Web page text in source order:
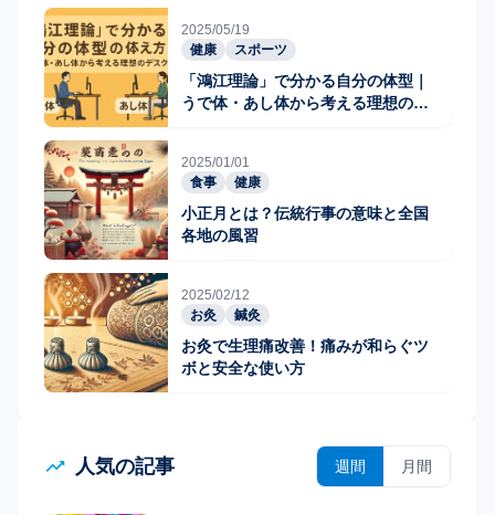
2025/05/19
健康
スポーツ
「鴻江理論」で分かる自分の体型｜
うで体・あし体から考える理想のデ
2025/01/01
食事
健康
小正月とは？伝統行事の意味と全国
各地の風習
2025/02/12
お灸
鍼灸
お灸で生理痛改善！痛みが和らぐツ
ボと安全な使い方
人気の記事 週間 月間